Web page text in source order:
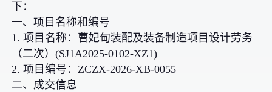
下：
一、项目名称和编号
1. 项目名称：曹妃甸装配及装备制造项目设计劳务
（二次）(SJ1A2025-0102-XZ1)
2. 项目编号：ZCZX-2026-XB-0055
二、成交信息